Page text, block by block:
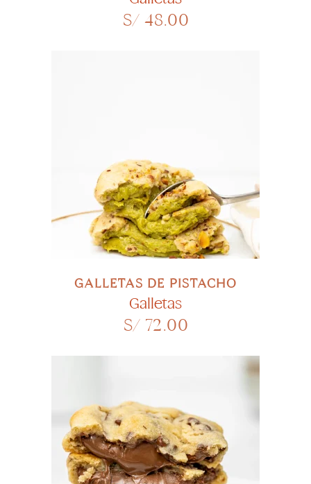
S/ 48.00
GALLETAS DE PISTACHO
Galletas
S/ 72.00
SELECCIONAR OPCIONES